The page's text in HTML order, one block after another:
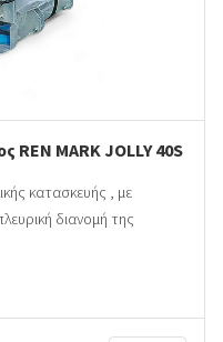
MARK JOLLY 40S
κατασκευής , με
διανομή της